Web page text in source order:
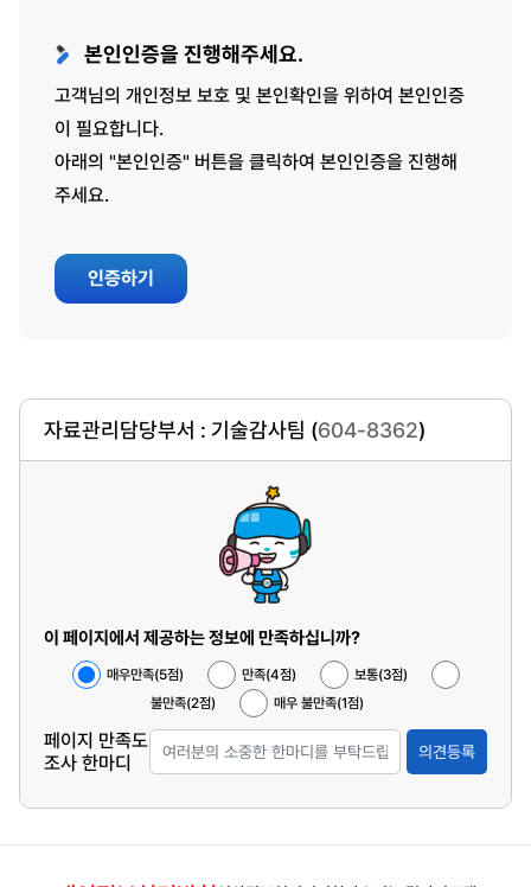
본인인증을 진행해주세요.
고객님의 개인정보 보호 및 본인확인을 위하여 본인인증
이 필요합니다.
아래의 "본인인증" 버튼을 클릭하여 본인인증을 진행해
주세요.
인증하기
자료관리담당부서 : 기술감사팀 (604-8362)
이 페이지에서 제공하는 정보에 만족하십니까?
매우만족(5점) 만족(4점)
보통(3점)
불만족(2점)
매우 불만족(1점)
페이지 만족도
조사 한마디
의견등록